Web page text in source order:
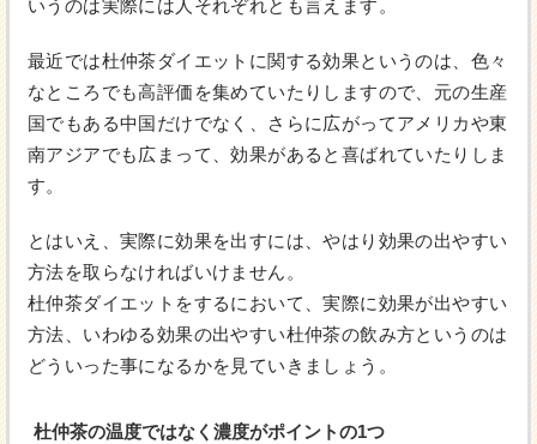
いうのは実際には人それぞれとも言えます。
最近では杜仲茶ダイエットに関する効果というのは、色々
なところでも高評価を集めていたりしますので、元の生産
国でもある中国だけでなく、さらに広がってアメリカや東
南アジアでも広まって、効果があると喜ばれていたりしま
す。
とはいえ、実際に効果を出すには、やはり効果の出やすい
方法を取らなければいけません。
杜仲茶ダイエットをするにおいて、実際に効果が出やすい
方法、いわゆる効果の出やすい杜仲茶の飲み方というのは
どういった事になるかを見ていきましょう。
杜仲茶の温度ではなく濃度がポイントの1つ